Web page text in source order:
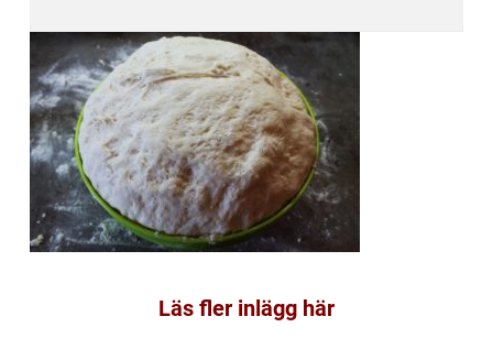
Läs fler inlägg här